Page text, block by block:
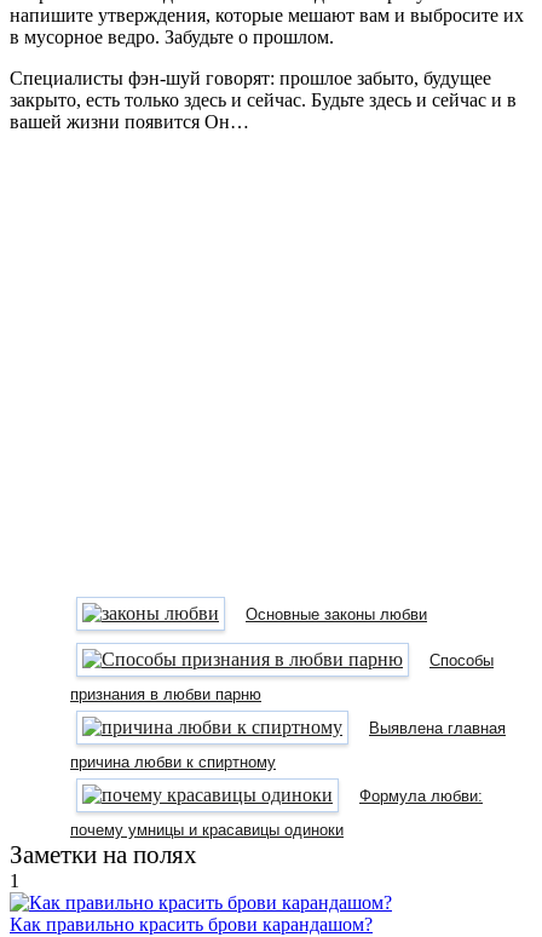
напишите утверждения, которые мешают вам и выбросите их
в мусорное ведро. Забудьте о прошлом.
Специалисты фэн-шуй говорят: прошлое забыто, будущее
закрыто, есть только здесь и сейчас. Будьте здесь и сейчас и в
вашей жизни появится Он…
Основные законы любви
Способы
признания в любви парню
Выявлена главная
причина любви к спиртному
Формула любви:
почему умницы и красавицы одиноки
Заметки на полях
1
Как правильно красить брови карандашом?